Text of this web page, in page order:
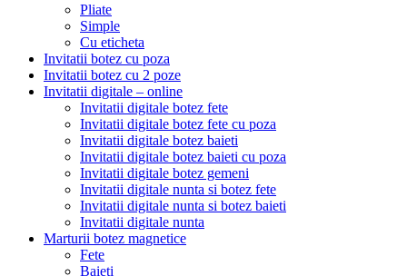
Pliate
Simple
Cu eticheta
Invitatii botez cu poza
Invitatii botez cu 2 poze
Invitatii digitale – online
Invitatii digitale botez fete
Invitatii digitale botez fete cu poza
Invitatii digitale botez baieti
Invitatii digitale botez baieti cu poza
Invitatii digitale botez gemeni
Invitatii digitale nunta si botez fete
Invitatii digitale nunta si botez baieti
Invitatii digitale nunta
Marturii botez magnetice
Fete
Baieti